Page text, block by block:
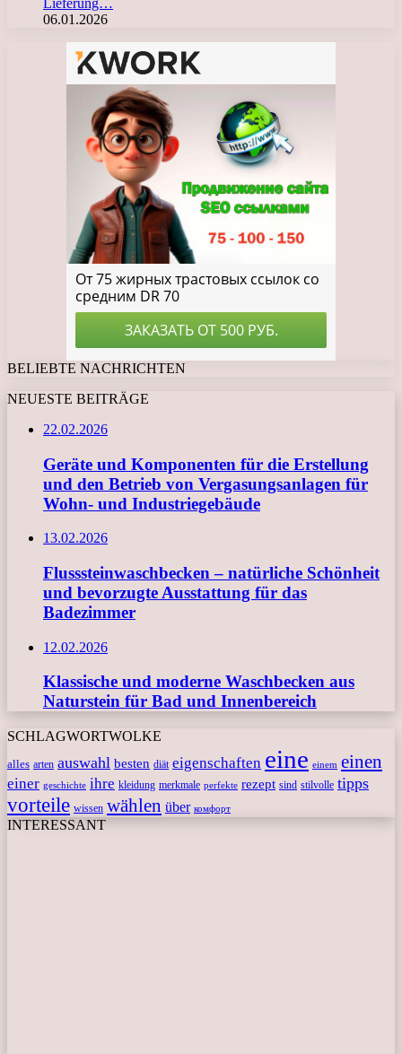
06.01.2026
BELIEBTE NACHRICHTEN
NEUESTE BEITRÄGE
22.02.2026
Geräte und Komponenten für die Erstellung
und den Betrieb von Vergasungsanlagen für
Wohn- und Industriegebäude
13.02.2026
Flusssteinwaschbecken – natürliche Schönheit
und bevorzugte Ausstattung für das
Badezimmer
12.02.2026
Klassische und moderne Waschbecken aus
Naturstein für Bad und Innenbereich
SCHLAGWORTWOLKE
alles arten auswahl besten diät eigenschaften eine einem einen
einer geschichte ihre kleidung merkmale perfekte rezept sind stilvolle tipps
vorteile wissen wählen über комфорт
INTERESSANT